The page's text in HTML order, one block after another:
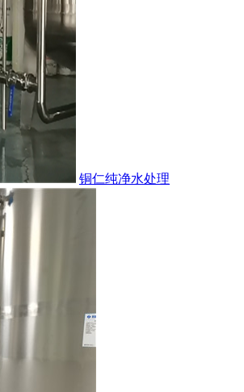
铜仁纯净水处理